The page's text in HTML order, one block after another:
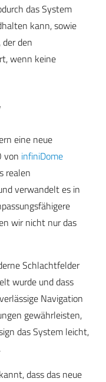
das System
kann, sowie
den
wenn keine
eine neue
von infiniDome
realen
verwandelt es in
wir nicht nur das
Schlachtfelder
wurde und dass
Navigation
gewährleisten,
das System leicht,
dass das neue